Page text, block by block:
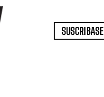
SUSCRIBASE